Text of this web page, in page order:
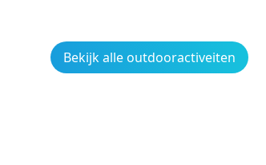
Bekijk alle outdooractiveiten